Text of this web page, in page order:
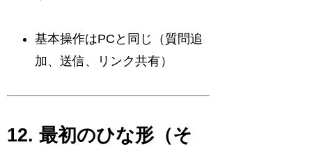
基本操作はPCと同じ（質問追
加、送信、リンク共有）
12. 最初のひな形（そ